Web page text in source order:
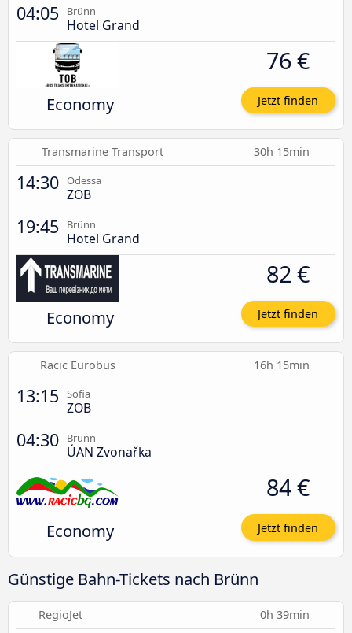
04:05 Brünn
Hotel Grand
Economy
76 €
Jetzt finden
Transmarine Transport 30h 15min
14:30 Odessa
ZOB
19:45 Brünn
Hotel Grand
Economy
82 €
Jetzt finden
Racic Eurobus 16h 15min
13:15 Sofia
ZOB
04:30 Brünn
ÚAN Zvonařka
Economy
84 €
Jetzt finden
Günstige Bahn-Tickets nach Brünn
RegioJet 0h 39min